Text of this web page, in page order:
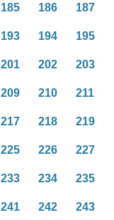
185 186 187
193 194 195
201 202 203
209 210 211
217 218 219
225 226 227
233 234 235
241 242 243